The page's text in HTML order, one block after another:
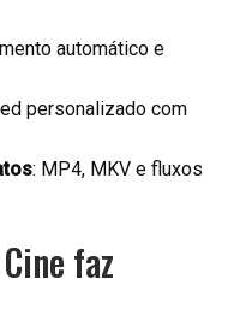
automático e
personalizado com
: MP4, MKV e fluxos
faz